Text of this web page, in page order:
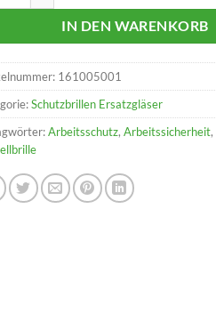
IN DEN WARENKORB
161005001
Schutzbrillen Ersatzgläser
Arbeitsschutz, Arbeitssicherheit,